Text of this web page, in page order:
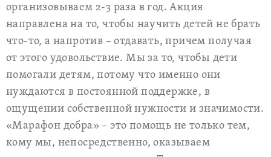
организовываем 2-3 раза в год. Акция
направлена на то, чтобы научить детей не брать
что-то, а напротив – отдавать, причем получая
от этого удовольствие. Мы за то, чтобы дети
помогали детям, потому что именно они
нуждаются в постоянной поддержке, в
ощущении собственной нужности и значимости.
«Марафон добра» – это помощь не только тем,
кому мы, непосредственно, оказываем